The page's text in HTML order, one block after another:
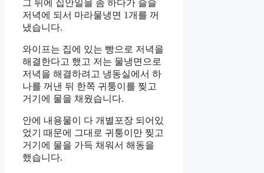
그 뒤에 집안일을 좀 하다가 슬슬
저녁에 되서 마라물냉면 1개를 꺼
냈습니다.
와이프는 집에 있는 빵으로 저녁을
해결한다고 했고 저는 물냉면으로
저녁을 해결하려고 냉동실에서 하
나를 꺼낸 뒤 한쪽 귀퉁이를 찢고
거기에 물을 채웠습니다.
안에 내용물이 다 개별포장 되어있
었기 때문에 그대로 귀퉁이만 찢고
거기에 물을 가득 채워서 해동을
했습니다.